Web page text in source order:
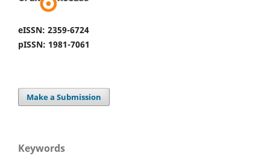
eISSN: 2359-6724
pISSN: 1981-7061
Make a Submission
Keywords